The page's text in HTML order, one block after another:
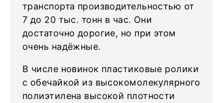
транспорта производительностью от
7 до 20 тыс. тонн в час. Они
достаточно дорогие, но при этом
очень надёжные.
В числе новинок пластиковые ролики
с обечайкой из высокомолекулярного
полиэтилена высокой плотности